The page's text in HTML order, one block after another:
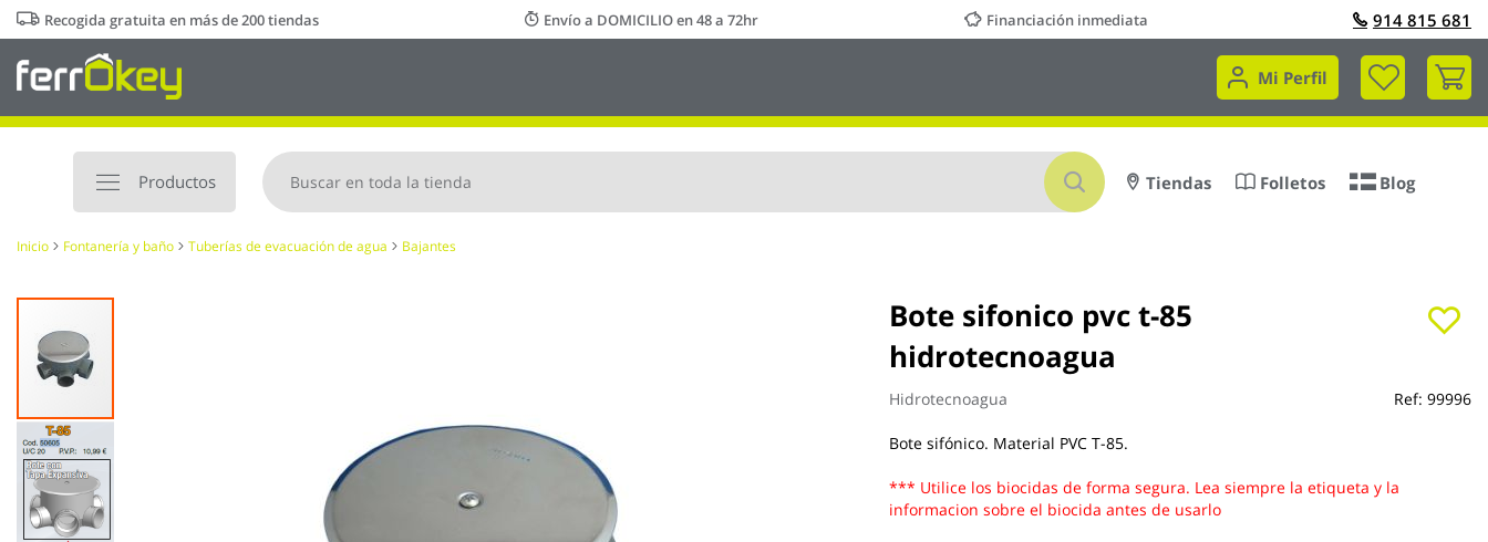
Ir
al
contenido
Recogida gratuita en más de 200 tiendas Envío a DOMICILIO en 48 a 72hr Financiación inmediata 914 815 681
Mi Perfil
Mi
Productos
Buscar
Tiendas Folletos Blog
Inicio Fontanería y baño Tuberías de evacuación de agua Bajantes
Bote sifonico pvc t-85
hidrotecnoagua
Hidrotecnoagua Ref: 99996
Bote sifónico. Material PVC T-85.
*** Utilice los biocidas de forma segura. Lea siempre la etiqueta y la
informacion sobre el biocida antes de usarlo
Saltar
final
galería
de
imágenes